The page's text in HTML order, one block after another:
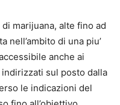
di marijuana, alte fino ad
nell’ambito di una piu’
anche ai
sul posto dalla
le indicazioni del